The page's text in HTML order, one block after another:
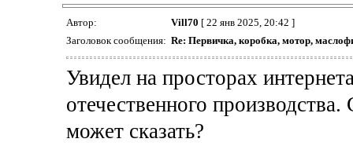
Автор: Vill70 [ 22 янв 2025, 20:42 ]
Заголовок сообщения: Re: Первичка, коробка, мотор,
Увидел на просторах
отечественного
может сказать?